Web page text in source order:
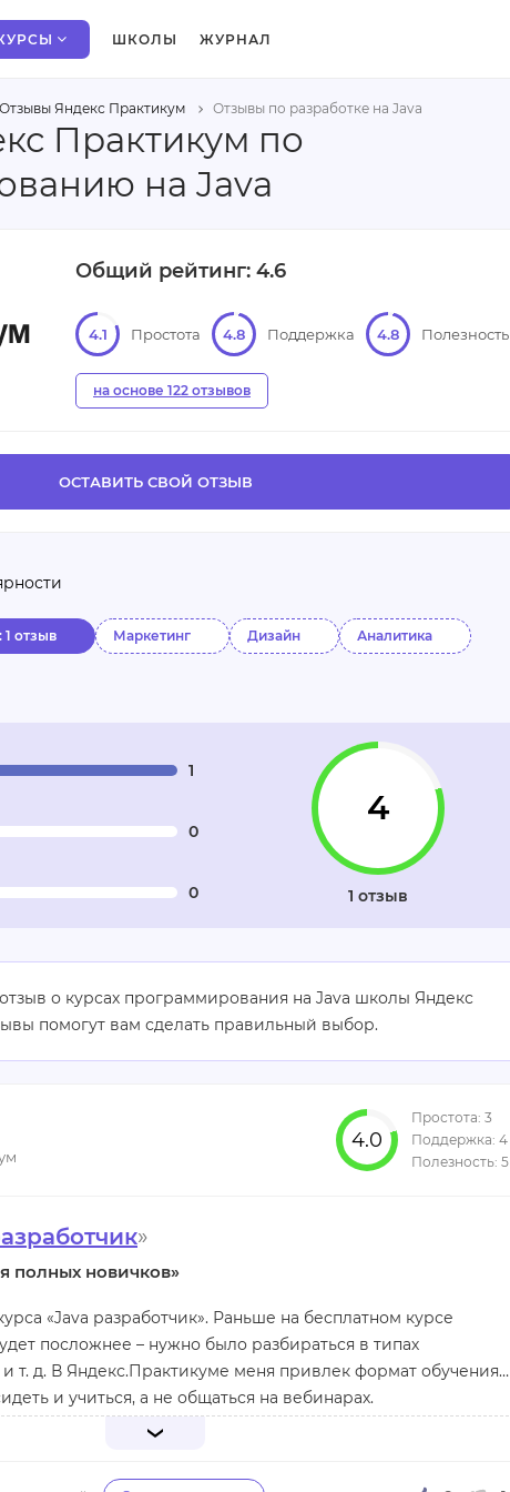
ШКОЛЫ ЖУРНАЛ
Отзывы Яндекс Практикум Отзывы по разработке на Java
Практикум по
на Java
о курсах программирования на Java школы Яндекс
помогут вам сделать правильный выбор.
4.0
»
полных новичков»
«Java разработчик». Раньше на бесплатном курсе
посложнее – нужно было разбираться в типах
т. д. В Яндекс.Практикуме меня привлек формат обучения:
и учиться, а не общаться на вебинарах.
Общий рейтинг: 4.6
4.1 Простота 4.8 Поддержка 4.8 Полезность
на основе 122 отзывов
ОСТАВИТЬ СВОЙ ОТЗЫВ
1 отзыв Маркетинг Дизайн Аналитика
1
0
0
4
1 отзыв